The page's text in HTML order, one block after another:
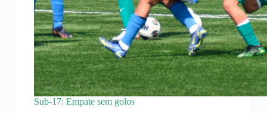
Sub-17: Empate sem golos